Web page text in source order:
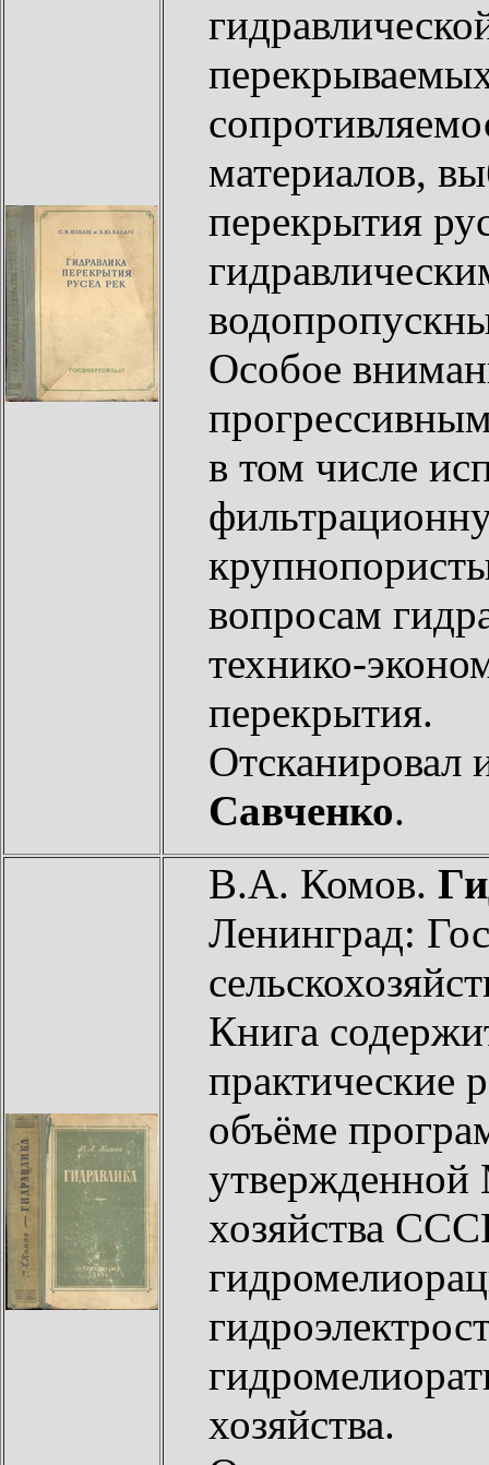
материалов,
перекрытия
Особое
в том числе
вопросам
технико-
перекрытия.
Отсканировал
Савченко.
В.А. Комов.
Ленинград:
Книга
практические
объёме
утвержденной
хозяйства
хозяйства.